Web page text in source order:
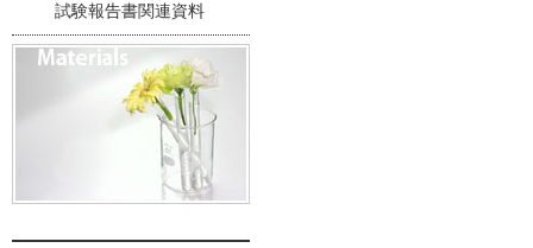
試験報告書関連資料